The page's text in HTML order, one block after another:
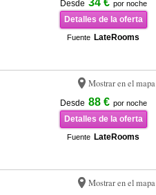
Desde 34 € por noche
Detalles de la oferta
Fuente LateRooms
Mostrar en el mapa
Desde 88 € por noche
Detalles de la oferta
Fuente LateRooms
Mostrar en el mapa